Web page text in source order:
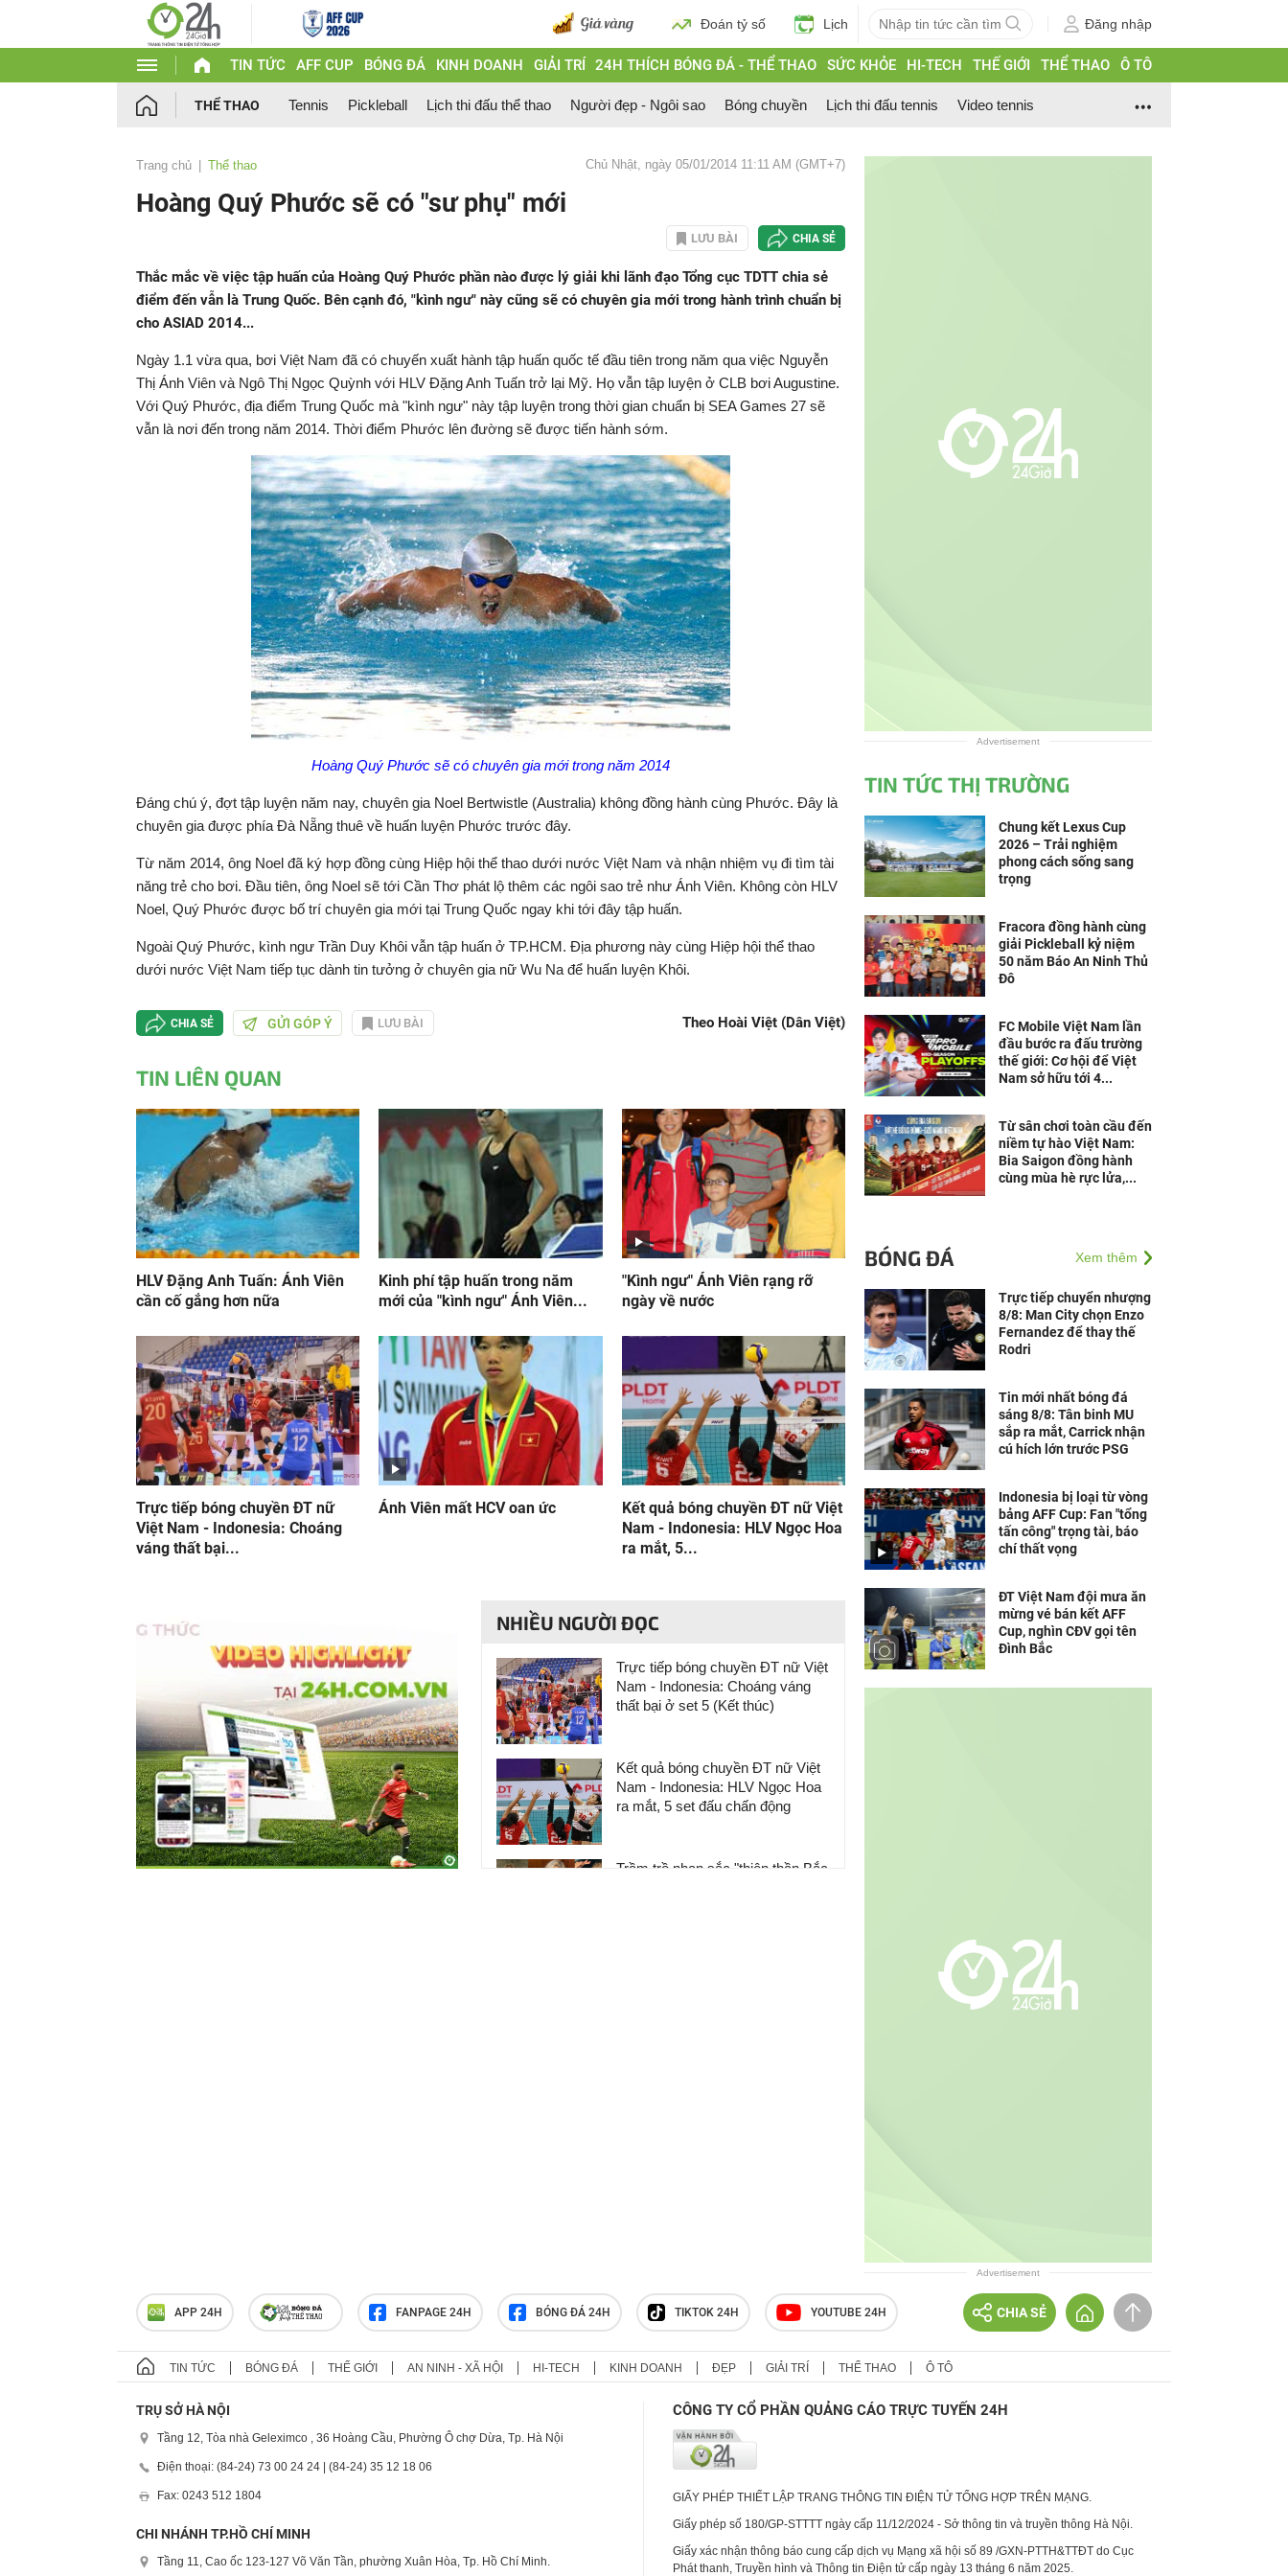
Đoán tỷ số Lịch Đăng nhập
TIN TỨC AFF CUP BÓNG ĐÁ KINH DOANH GIẢI TRÍ 24H THÍCH BÓNG ĐÁ - THỂ THAO SỨC KHỎE HI-TECH THẾ GIỚI THỂ THAO Ô TÔ
THỂ THAO Tennis Pickleball Lịch thi đấu thể thao Người đẹp - Ngôi sao Bóng chuyền Lịch thi đấu tennis Video tennis
Trang chủ Thể thao Chủ Nhật, ngày 05/01/2014 11:11 AM (GMT+7)
Hoàng Quý Phước sẽ có "sư phụ" mới
LƯU BÀI CHIA SẺ
Thắc mắc về việc tập huấn của Hoàng Quý Phước phần nào được lý giải khi lãnh đạo Tổng cục TDTT chia sẻ
điểm đến vẫn là Trung Quốc. Bên cạnh đó, "kình ngư" này cũng sẽ có chuyên gia mới trong hành trình chuẩn bị
cho ASIAD 2014...
Ngày 1.1 vừa qua, bơi Việt Nam đã có chuyến xuất hành tập huấn quốc tế đầu tiên trong năm qua việc Nguyễn
Thị Ánh Viên và Ngô Thị Ngọc Quỳnh với HLV Đặng Anh Tuấn trở lại Mỹ. Họ vẫn tập luyện ở CLB bơi Augustine.
Với Quý Phước, địa điểm Trung Quốc mà "kình ngư" này tập luyện trong thời gian chuẩn bị SEA Games 27 sẽ
vẫn là nơi đến trong năm 2014. Thời điểm Phước lên đường sẽ được tiến hành sớm.
Hoàng Quý Phước sẽ có chuyên gia mới trong năm 2014
Đáng chú ý, đợt tập luyện năm nay, chuyên gia Noel Bertwistle (Australia) không đồng hành cùng Phước. Đây là
chuyên gia được phía Đà Nẵng thuê về huấn luyện Phước trước đây.
Từ năm 2014, ông Noel đã ký hợp đồng cùng Hiệp hội thể thao dưới nước Việt Nam và nhận nhiệm vụ đi tìm tài
năng trẻ cho bơi. Đầu tiên, ông Noel sẽ tới Cần Thơ phát lộ thêm các ngôi sao trẻ như Ánh Viên. Không còn HLV
Noel, Quý Phước được bố trí chuyên gia mới tại Trung Quốc ngay khi tới đây tập huấn.
Ngoài Quý Phước, kình ngư Trần Duy Khôi vẫn tập huấn ở TP.HCM. Địa phương này cùng Hiệp hội thể thao
dưới nước Việt Nam tiếp tục dành tin tưởng ở chuyên gia nữ Wu Na để huấn luyện Khôi.
CHIA SẺ GỬI GÓP Ý LƯU BÀI Theo Hoài Việt (Dân Việt)
TIN LIÊN QUAN
HLV Đặng Anh Tuấn: Ánh Viên
cần cố gắng hơn nữa
Kinh phí tập huấn trong năm
mới của "kình ngư" Ánh Viên...
"Kình ngư" Ánh Viên rạng rỡ
ngày về nước
Trực tiếp bóng chuyền ĐT nữ
Việt Nam - Indonesia: Choáng
váng thất bại...
Ánh Viên mất HCV oan ức
Kết quả bóng chuyền ĐT nữ Việt
Nam - Indonesia: HLV Ngọc Hoa
ra mắt, 5...
NHIỀU NGƯỜI ĐỌC
Trực tiếp bóng chuyền ĐT nữ Việt
Nam - Indonesia: Choáng váng
thất bại ở set 5 (Kết thúc)
Kết quả bóng chuyền ĐT nữ Việt
Nam - Indonesia: HLV Ngọc Hoa
ra mắt, 5 set đấu chấn động
Trầm trồ nhan sắc "thiên thần Bắc
Advertisement
TIN TỨC THỊ TRƯỜNG
Chung kết Lexus Cup
2026 – Trải nghiệm
phong cách sống sang
trọng
Fracora đồng hành cùng
giải Pickleball kỷ niệm
50 năm Báo An Ninh Thủ
Đô
FC Mobile Việt Nam lần
đầu bước ra đấu trường
thế giới: Cơ hội để Việt
Nam sở hữu tới 4...
Từ sân chơi toàn cầu đến
niềm tự hào Việt Nam:
Bia Saigon đồng hành
cùng mùa hè rực lửa,...
BÓNG ĐÁ Xem thêm
Trực tiếp chuyển nhượng
8/8: Man City chọn Enzo
Fernandez để thay thế
Rodri
Tin mới nhất bóng đá
sáng 8/8: Tân binh MU
sắp ra mắt, Carrick nhận
cú hích lớn trước PSG
Indonesia bị loại từ vòng
bảng AFF Cup: Fan "tổng
tấn công" trọng tài, báo
chí thất vọng
ĐT Việt Nam đội mưa ăn
mừng vé bán kết AFF
Cup, nghìn CĐV gọi tên
Đình Bắc
Advertisement
APP 24H FANPAGE 24H BÓNG ĐÁ 24H TIKTOK 24H YOUTUBE 24H CHIA SẺ
TIN TỨC BÓNG ĐÁ THẾ GIỚI AN NINH - XÃ HỘI HI-TECH KINH DOANH ĐẸP GIẢI TRÍ THỂ THAO Ô TÔ
TRỤ SỞ HÀ NỘI
Tầng 12, Tòa nhà Geleximco , 36 Hoàng Cầu, Phường Ô chợ Dừa, Tp. Hà Nội
Điện thoại: (84-24) 73 00 24 24 | (84-24) 35 12 18 06
Fax: 0243 512 1804
CHI NHÁNH TP.HỒ CHÍ MINH
Tầng 11, Cao ốc 123-127 Võ Văn Tần, phường Xuân Hòa, Tp. Hồ Chí Minh.
CÔNG TY CỔ PHẦN QUẢNG CÁO TRỰC TUYẾN 24H
GIẤY PHÉP THIẾT LẬP TRANG THÔNG TIN ĐIỆN TỬ TỔNG HỢP TRÊN MẠNG.
Giấy phép số 180/GP-STTTT ngày cấp 11/12/2024 - Sở thông tin và truyền thông Hà Nội.
Giấy xác nhận thông báo cung cấp dịch vụ Mạng xã hội số 89 /GXN-PTTH&TTĐT do Cục
Phát thanh, Truyền hình và Thông tin Điện tử cấp ngày 13 tháng 6 năm 2025.